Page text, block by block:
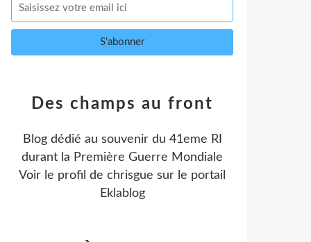
Des champs au front
Blog dédié au souvenir du 41eme RI
durant la Première Guerre Mondiale
Voir le profil de chrisgue sur le portail
Eklablog